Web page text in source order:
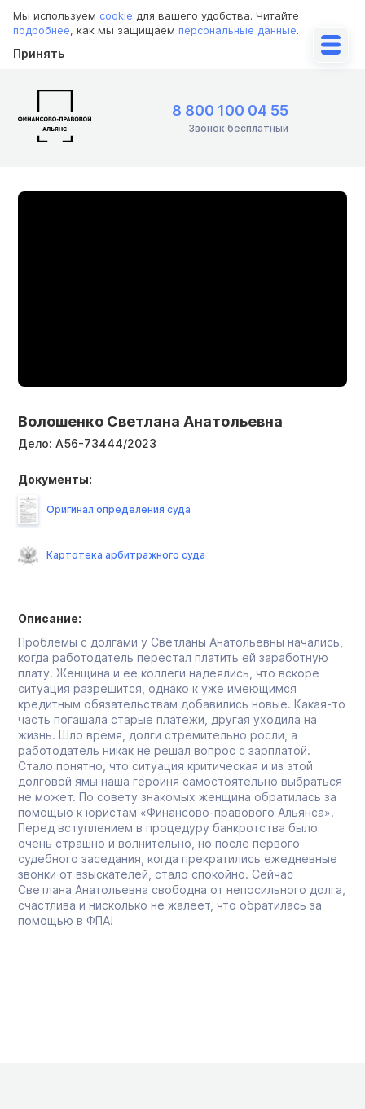
Мы используем cookie для вашего удобства. Читайте
подробнее, как мы защищаем персональные данные.
Принять
8 800 100 04 55
Звонок бесплатный
Волошенко Светлана Анатольевна
Дело: А56-73444/2023
Описание:
Проблемы с долгами у Светланы Анатольевны начались,
когда работодатель перестал платить ей заработную
плату. Женщина и ее коллеги надеялись, что вскоре
ситуация разрешится, однако к уже имеющимся
кредитным обязательствам добавились новые. Какая-то
часть погашала старые платежи, другая уходила на
жизнь. Шло время, долги стремительно росли, а
работодатель никак не решал вопрос с зарплатой.
Стало понятно, что ситуация критическая и из этой
долговой ямы наша героиня самостоятельно выбраться
не может. По совету знакомых женщина обратилась за
помощью к юристам «Финансово-правового Альянса».
Перед вступлением в процедуру банкротства было
очень страшно и волнительно, но после первого
судебного заседания, когда прекратились ежедневные
звонки от взыскателей, стало спокойно. Сейчас
Светлана Анатольевна свободна от непосильного долга,
счастлива и нисколько не жалеет, что обратилась за
помощью в ФПА!
Документы:
Оригинал определения суда
Картотека арбитражного суда